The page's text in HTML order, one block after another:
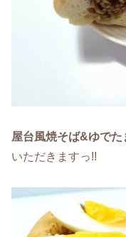
屋台風焼そば&ゆでた
いただきますっ!!